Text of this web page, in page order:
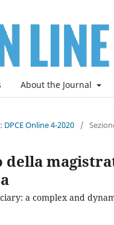
About the Journal
DPCE Online 4-2020 /
a complex and